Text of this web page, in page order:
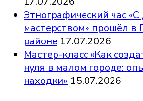
Этнографический час
мастерством» прошёл в
районе 17.07.2026
Мастер-класс «Как
нуля в малом городе:
находки» 15.07.2026